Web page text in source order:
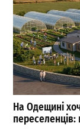
На Одещині